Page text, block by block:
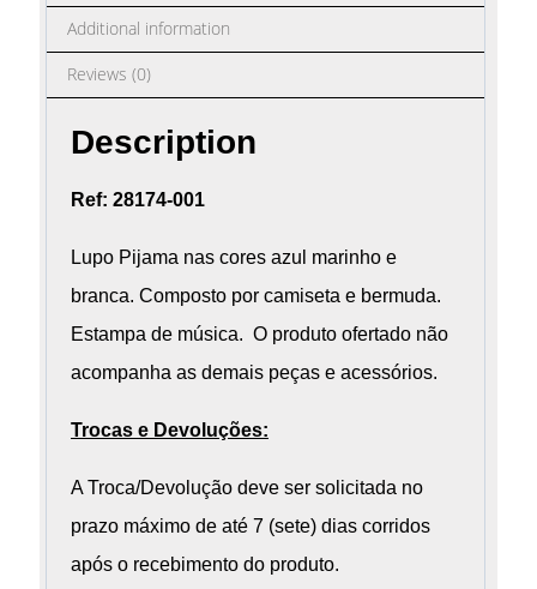
Additional information
Reviews (0)
Description
Ref: 28174-001
Lupo Pijama nas cores azul marinho e
branca. Composto por camiseta e bermuda.
Estampa de música. O produto ofertado não
acompanha as demais peças e acessórios.
Trocas e Devoluções:
A Troca/Devolução deve ser solicitada no
prazo máximo de até 7 (sete) dias corridos
após o recebimento do produto.